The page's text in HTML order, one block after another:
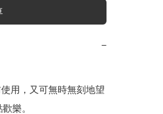
−
用，又可無時無刻地望
樂。